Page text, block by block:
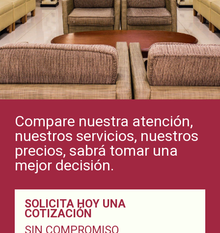
Compare nuestra atención,
nuestros servicios, nuestros
precios, sabrá tomar una
mejor decisión.
SOLICITA HOY UNA
COTIZACIÓN